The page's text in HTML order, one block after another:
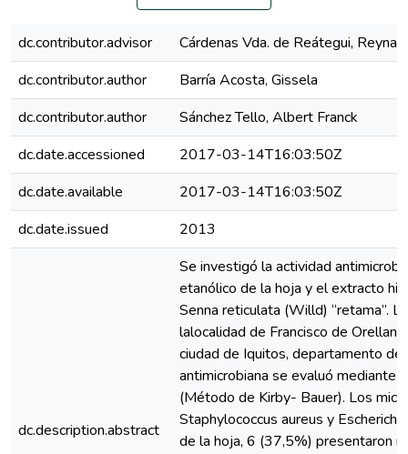
dc.contributor.advisor
Cárdenas Vda. de Reátegui, Reyna
dc.contributor.author
Barría Acosta, Gissela
dc.contributor.author
Sánchez Tello, Albert Franck
dc.date.accessioned
2017-03-14T16:03:50Z
dc.date.available
2017-03-14T16:03:50Z
dc.date.issued
2013
dc.description.abstract
Se investigó la actividad
etanólico de la hoja y el extracto
Senna reticulata (Willd) “retama”.
lalocalidad de Francisco de
ciudad de Iquitos, departamento
antimicrobiana se evaluó mediante
(Método de Kirby- Bauer). Los
Staphylococcus aureus y
de la hoja, 6 (37,5%) presentaron